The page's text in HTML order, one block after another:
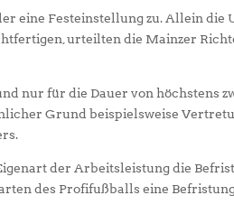
eine Festeinstellung zu. Allein die
urteilten die Mainzer
nur für die Dauer von höchstens
Grund beispielsweise
der Arbeitsleistung die
des Profifußballs eine